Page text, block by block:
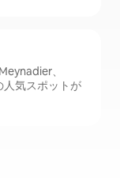
、
気スポットが